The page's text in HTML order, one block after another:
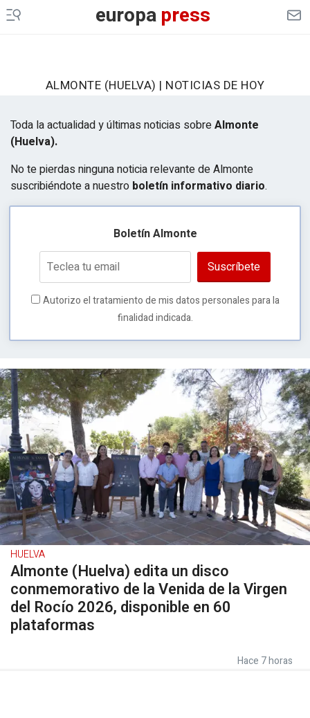
europapress
ALMONTE (HUELVA) | NOTICIAS DE HOY
Toda la actualidad y últimas noticias sobreAlmonte
(Huelva).
No te pierdas ninguna noticia relevante de Almonte
suscribiéndote a nuestro boletín informativo diario.
Boletín Almonte
Suscríbete
Autorizo el tratamiento de mis datos personales para la
finalidad indicada.
HUELVA
Almonte (Huelva) edita un disco
conmemorativo de la Venida de la Virgen
del Rocío 2026, disponible en 60
plataformas
Hace 7 horas